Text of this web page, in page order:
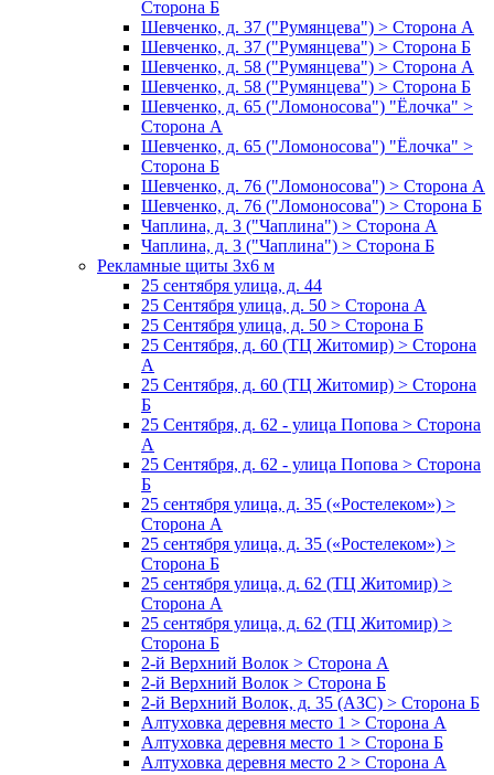
Сторона Б
Шевченко, д. 37 ("Румянцева") > Сторона А
Шевченко, д. 37 ("Румянцева") > Сторона Б
Шевченко, д. 58 ("Румянцева") > Сторона А
Шевченко, д. 58 ("Румянцева") > Сторона Б
Шевченко, д. 65 ("Ломоносова") "Ёлочка" >
Сторона А
Шевченко, д. 65 ("Ломоносова") "Ёлочка" >
Сторона Б
Шевченко, д. 76 ("Ломоносова") > Сторона А
Шевченко, д. 76 ("Ломоносова") > Сторона Б
Чаплина, д. 3 ("Чаплина") > Сторона А
Чаплина, д. 3 ("Чаплина") > Сторона Б
Рекламные щиты 3х6 м
25 сентября улица, д. 44
25 Сентября улица, д. 50 > Сторона А
25 Сентября улица, д. 50 > Сторона Б
25 Сентября, д. 60 (ТЦ Житомир) > Сторона
А
25 Сентября, д. 60 (ТЦ Житомир) > Сторона
Б
25 Сентября, д. 62 - улица Попова > Сторона
А
25 Сентября, д. 62 - улица Попова > Сторона
Б
25 сентября улица, д. 35 («Ростелеком») >
Сторона А
25 сентября улица, д. 35 («Ростелеком») >
Сторона Б
25 сентября улица, д. 62 (ТЦ Житомир) >
Сторона А
25 сентября улица, д. 62 (ТЦ Житомир) >
Сторона Б
2-й Верхний Волок > Сторона А
2-й Верхний Волок > Сторона Б
2-й Верхний Волок, д. 35 (АЗС) > Сторона Б
Алтуховка деревня место 1 > Сторона А
Алтуховка деревня место 1 > Сторона Б
Алтуховка деревня место 2 > Сторона А